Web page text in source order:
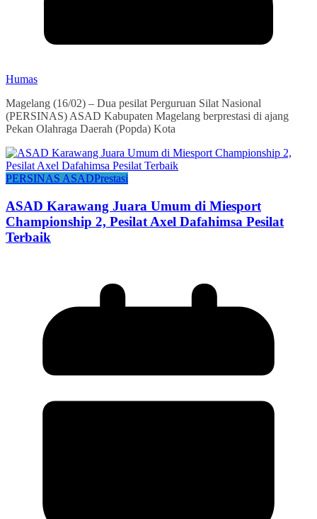
Humas
Magelang (16/02) – Dua pesilat Perguruan Silat Nasional
(PERSINAS) ASAD Kabupaten Magelang berprestasi di ajang
Pekan Olahraga Daerah (Popda) Kota
PERSINAS ASADPrestasi
ASAD Karawang Juara Umum di Miesport
Championship 2, Pesilat Axel Dafahimsa Pesilat
Terbaik